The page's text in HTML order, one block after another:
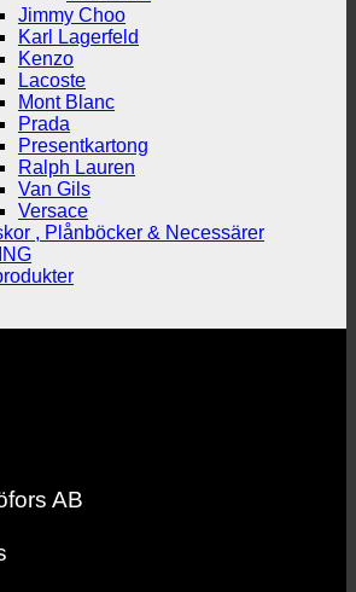
Jimmy Choo
Karl Lagerfeld
Kenzo
Lacoste
Mont Blanc
Prada
Presentkartong
Ralph Lauren
Van Gils
Versace
, Plånböcker & Necessärer
AB